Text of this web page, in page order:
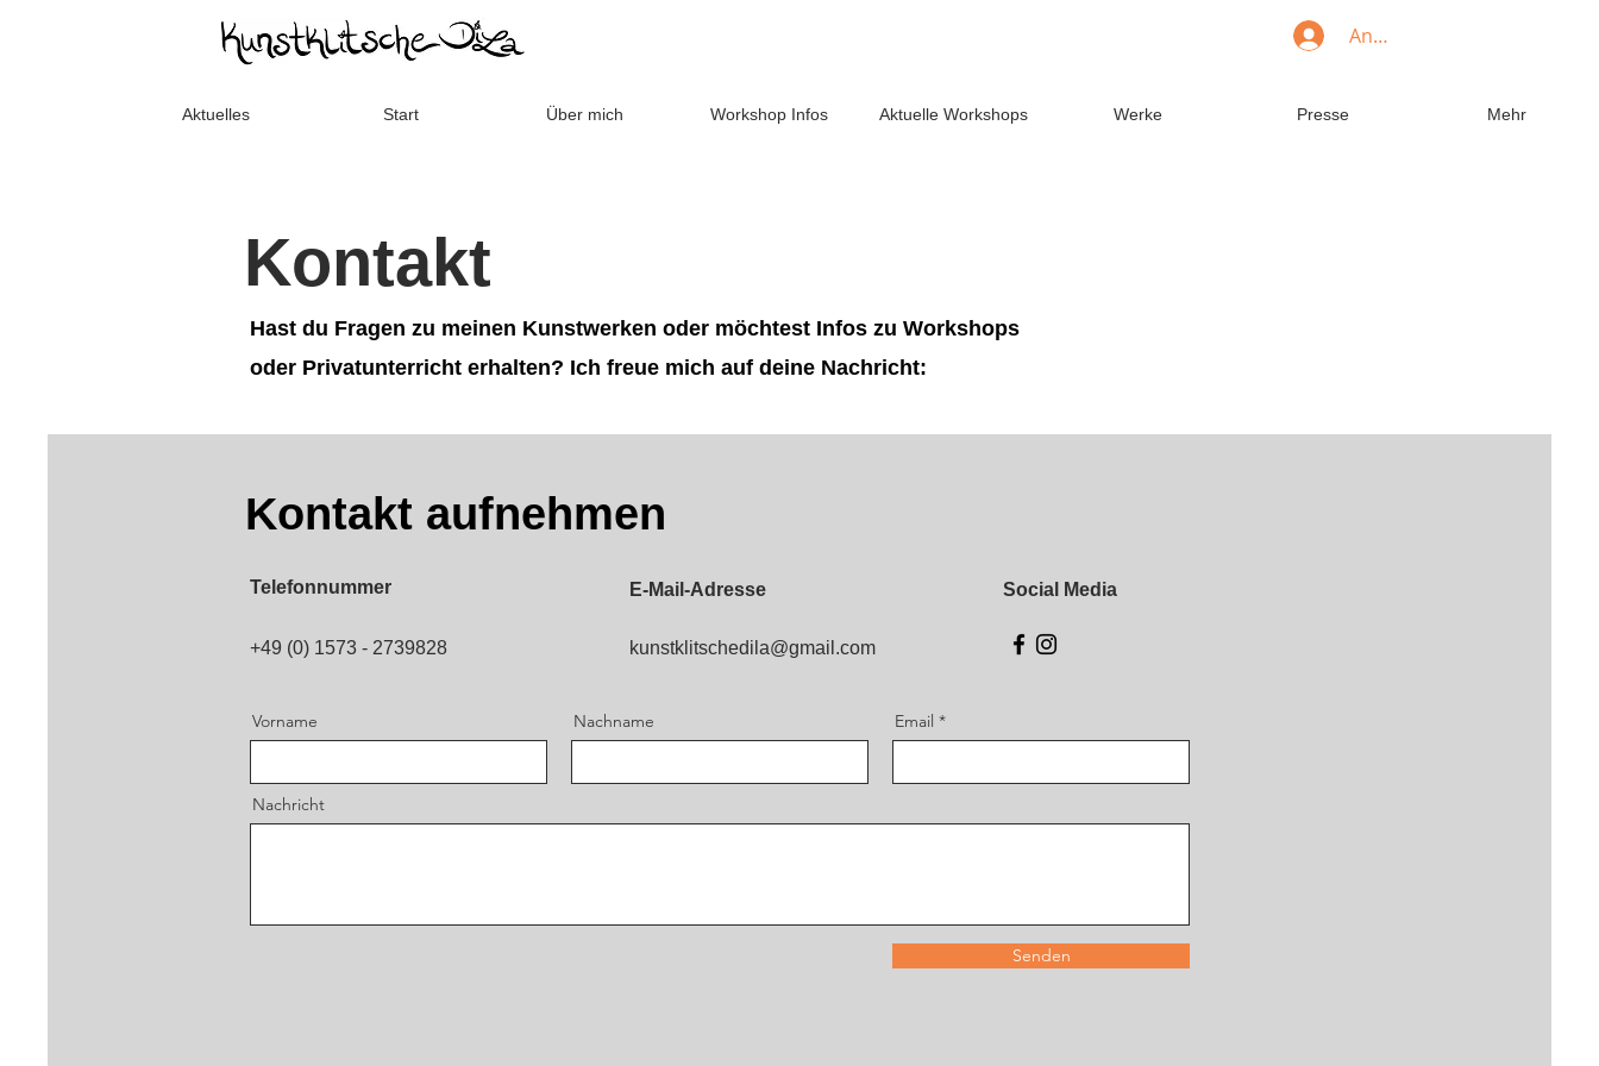
Anmelden
Aktuelles Start Über mich Workshop Infos Aktuelle Workshops Werke Presse Mehr
Hast du Fragen zu meinen Kunstwerken oder möchtest Infos zu Workshops
oder Privatunterricht erhalten? Ich freue mich auf deine Nachricht:
Kontakt
Kontakt aufnehmen
Telefonnummer
+49 (0) 1573 - 2739828
E-Mail-Adresse
kunstklitschedila@gmail.com
Social Media
Vorname Nachname Email
Nachricht
Senden